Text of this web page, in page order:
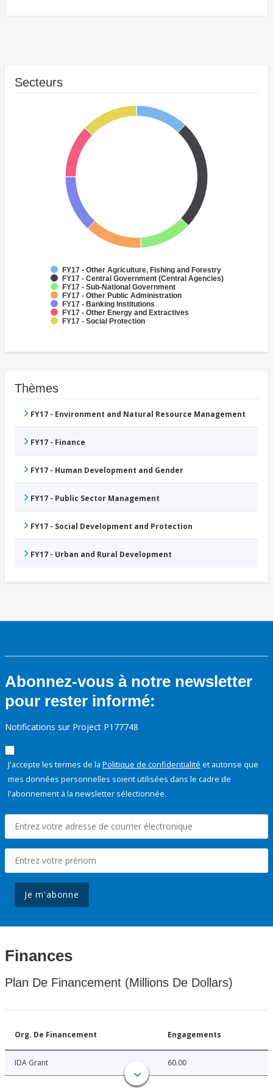
Secteurs
FY17 - Other Agriculture, Fishing and Forestry
FY17 - Central Government (Central Agencies)
FY17 - Sub-National Government
FY17 - Other Public Administration
FY17 - Banking Institutions
FY17 - Other Energy and Extractives
FY17 - Social Protection
Thèmes
FY17 - Environment and Natural Resource Management
FY17 - Finance
FY17 - Human Development and Gender
FY17 - Public Sector Management
FY17 - Social Development and Protection
FY17 - Urban and Rural Development
Abonnez-vous à notre newsletter
pour rester informé:
Notifications sur Project P177748
J'accepte les termes de la Politique de confidentialité et autorise que
mes données personnelles soient utilisées dans le cadre de
l'abonnement à la newsletter sélectionnée.
Je m'abonne
Finances
Plan De Financement (Millions De Dollars)
Org. De Financement Engagements
IDA Grant 60.00